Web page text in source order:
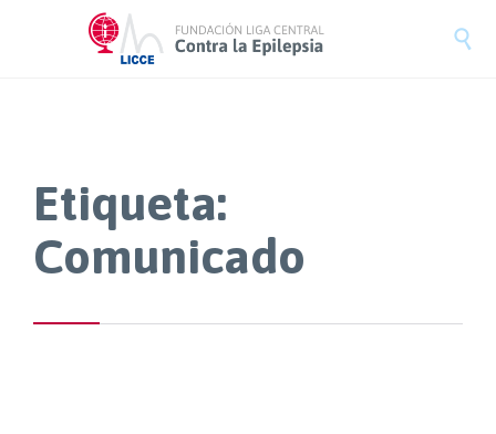

Etiqueta:
Comunicado